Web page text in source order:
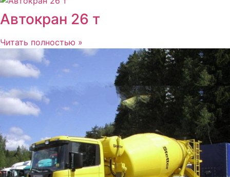
Автокран 26 т
Читать полностью »